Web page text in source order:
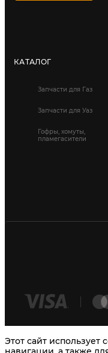
КАТАЛОГ
Запчасти для Газ
Запчасти для Уаз
Гофры, хомуты,
пламегасители
Этот сайт